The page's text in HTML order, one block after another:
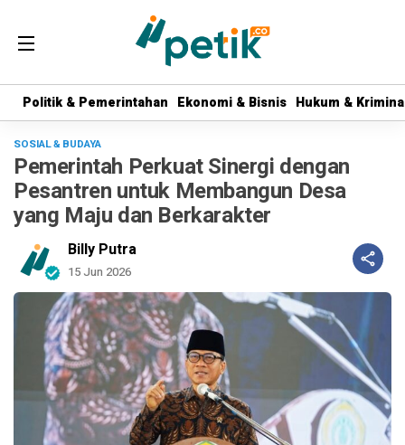
Politik & Pemerintahan Ekonomi & Bisnis Hukum &
Politik & Pemerintahan Ekonomi & Bisnis Hukum &
SOSIAL & BUDAYA
Pemerintah Perkuat Sinergi dengan
Pesantren untuk Membangun Desa
yang Maju dan Berkarakter
Billy Putra
15 Jun 2026